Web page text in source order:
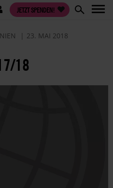
JETZT SPENDEN!
23. MAI 2018
18